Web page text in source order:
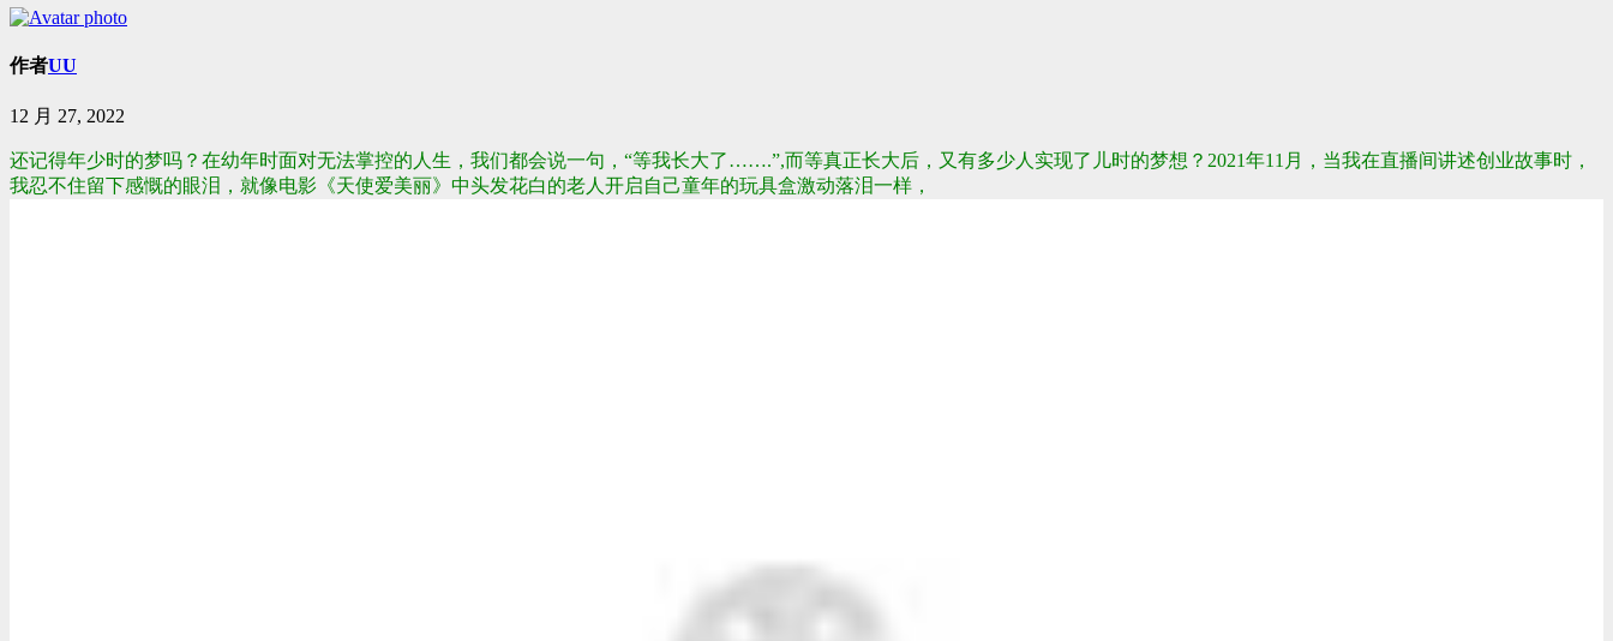
作者UU
12 月 27, 2022
还记得年少时的梦吗？在幼年时面对无法掌控的人生，我们都会说一句，“等我长大了…….”,而等真正长大后，又有多少人实现了儿时的梦想？ 2021年11月，当我在直播间讲述创业故事时，
我忍不住留下感慨的眼泪，就像电影 《天使爱美丽》中头发花白的老人开启自己童年的玩具盒激动落泪一样 ，